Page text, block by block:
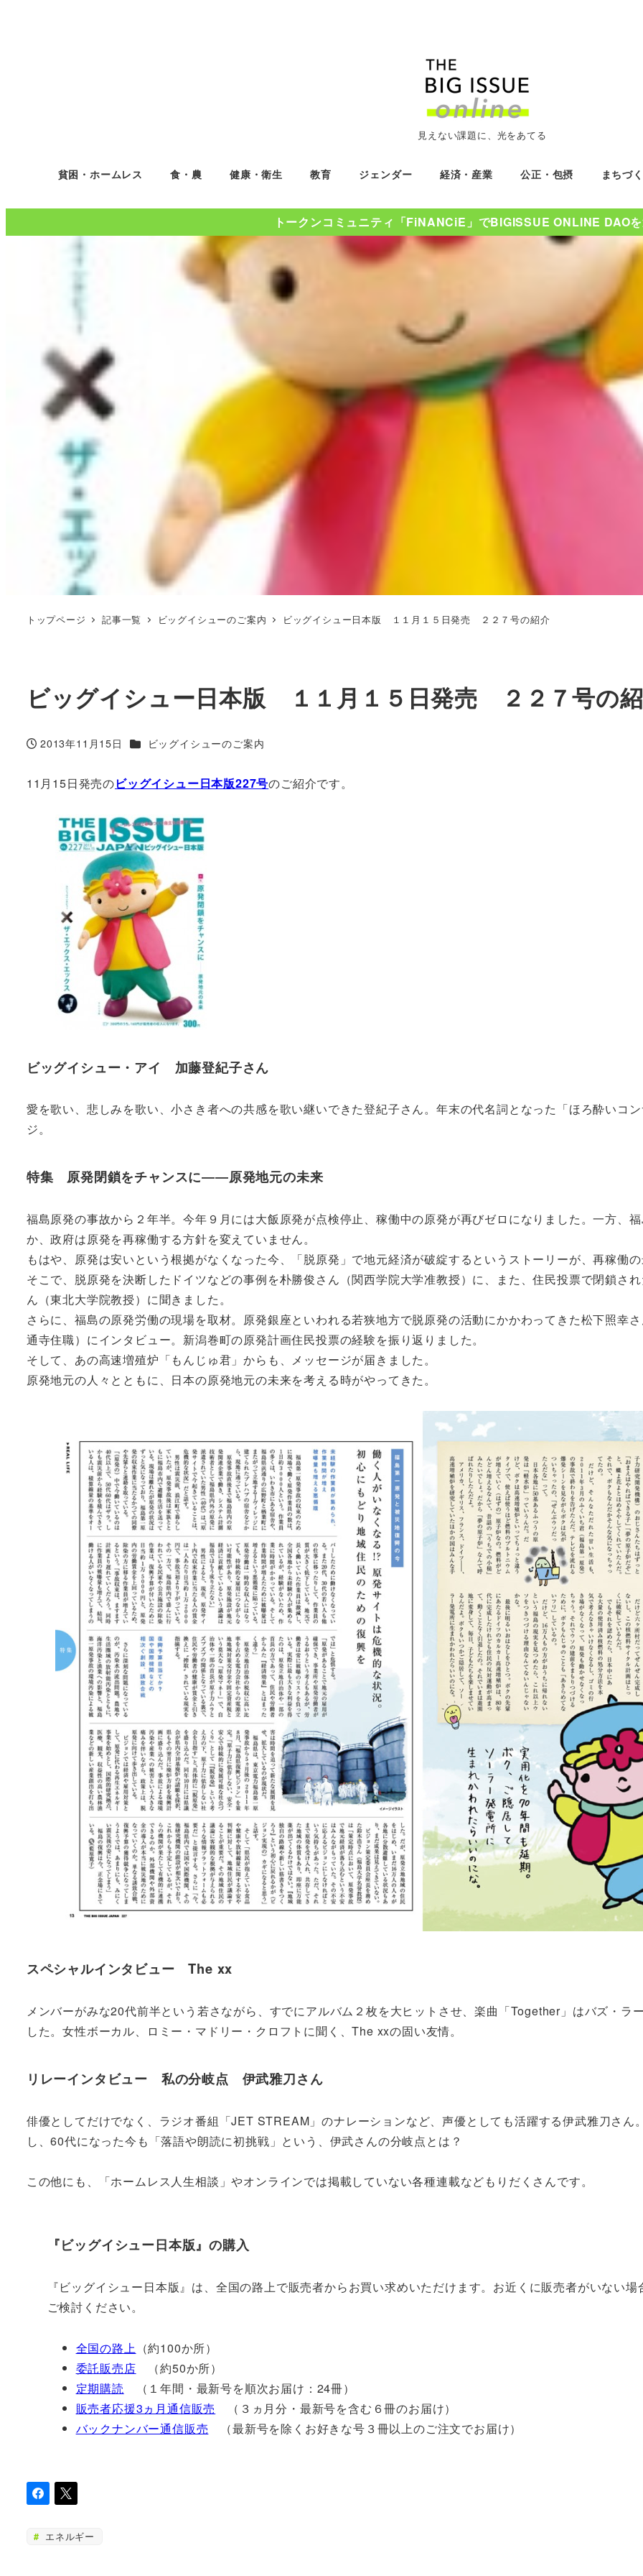
見えない課題に、光をあてる
貧困・ホームレス 食・農 健康・衛生 教育 ジェンダー 経済・産業 公正・包摂 まちづ
トークンコミュニティ「FiNANCiE」でBIGISSUE ONLINE DAO
トップページ 記事一覧 ビッグイシューのご案内 ビッグイシュー日本版 １１月１５日発売 ２２７号の紹介
ビッグイシュー日本版 １１月１５日発売 ２２７号の
投稿日
2013年11月15日 カテゴリー
ビッグイシューのご案内
11月15日発売のビッグイシュー日本版227号のご紹介です。
ビッグイシュー・アイ 加藤登紀子さん
愛を歌い、悲しみを歌い、小さき者への共感を歌い継いできた登紀子さん。年末の代名詞となった「ほろ酔いコ
ジ。
特集 原発閉鎖をチャンスに――原発地元の未来
福島原発の事故から２年半。今年９月には大飯原発が点検停止、稼働中の原発が再びゼロになりました。一方、
か、政府は原発を再稼働する方針を変えていません。
もはや、原発は安いという根拠がなくなった今、「脱原発」で地元経済が破綻するというストーリーが、再稼働
そこで、脱原発を決断したドイツなどの事例を朴勝俊さん（関西学院大学准教授）に、また、住民投票で閉鎖さ
ん（東北大学院教授）に聞きました。
さらに、福島の原発労働の現場を取材。原発銀座といわれる若狭地方で脱原発の活動にかかわってきた松下照幸
通寺住職）にインタビュー。新潟巻町の原発計画住民投票の経験を振り返りました。
そして、あの高速増殖炉「もんじゅ君」からも、メッセージが届きました。
原発地元の人々とともに、日本の原発地元の未来を考える時がやってきた。
スペシャルインタビュー The xx
メンバーがみな20代前半という若さながら、すでにアルバム２枚を大ヒットさせ、楽曲「Together」はバズ・ラ
した。女性ボーカル、ロミー・マドリー・クロフトに聞く、The xxの固い友情。
リレーインタビュー 私の分岐点 伊武雅刀さん
俳優としてだけでなく、ラジオ番組「JET STREAM」のナレーションなど、声優としても活躍する伊武雅刀さ
し、60代になった今も「落語や朗読に初挑戦」という、伊武さんの分岐点とは？
この他にも、「ホームレス人生相談」やオンラインでは掲載していない各種連載などもりだくさんです。
『ビッグイシュー日本版』の購入
『ビッグイシュー日本版』は、全国の路上で販売者からお買い求めいただけます。お近くに販売者がいない
ご検討ください。
全国の路上 （約100か所）
委託販売店 （約50か所）
定期購読 （１年間・最新号を順次お届け：24冊）
販売者応援3ヵ月通信販売 （３ヵ月分・最新号を含む６冊のお届け）
バックナンバー通信販売 （最新号を除くお好きな号３冊以上のご注文でお届け）
エネルギー